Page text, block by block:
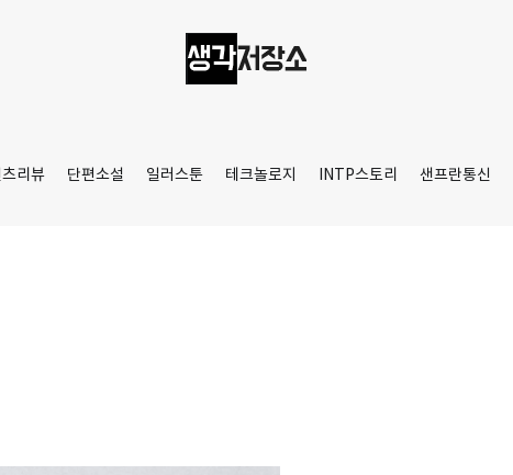
리뷰 단편소설 일러스툰 테크놀로지 INTP스토리 샌프란통신